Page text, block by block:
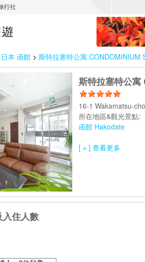
日本 函館 > 斯特拉塞特公寓 CONDOMINIUM
斯特拉塞特公
16-1 Wakamatsu-
所在地區&觀光景點:
函館 Hakodate
[ + ] 查看更多
入住人數